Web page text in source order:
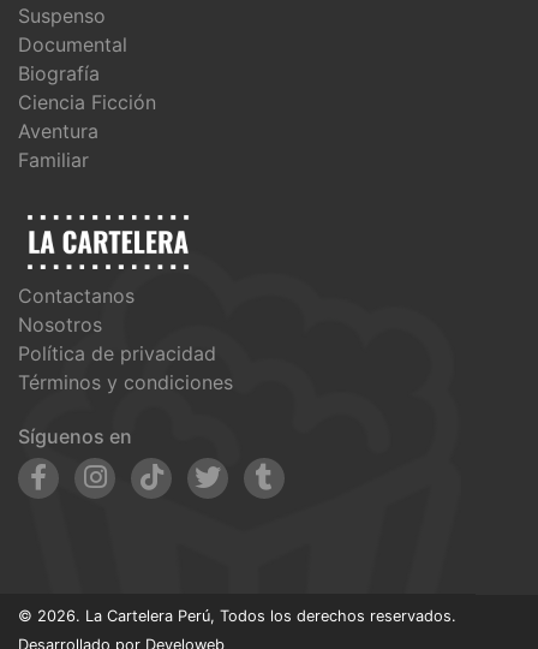
Suspenso
Documental
Biografía
Ciencia Ficción
Aventura
Familiar
Contactanos
Nosotros
Política de privacidad
Términos y condiciones
Síguenos en
© 2026. La Cartelera Perú, Todos los derechos reservados.
Desarrollado por Develoweb